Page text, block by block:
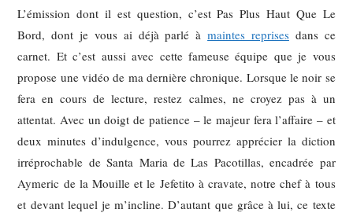
L’émission dont il est question, c’est Pas Plus Haut Que Le
Bord, dont je vous ai déjà parlé àmaintes reprisesdans ce
carnet. Et c’est aussi avec cette fameuse équipe que je vous
propose une vidéo de ma dernière chronique. Lorsque le noir se
fera en cours de lecture, restez calmes, ne croyez pas à un
attentat. Avec un doigt de patience – le majeur fera l’affaire – et
deux minutes d’indulgence, vous pourrez apprécier la diction
irréprochable de Santa Maria de Las Pacotillas, encadrée par
Aymeric de la Mouille et le Jefetito à cravate, notre chef à tous
et devant lequel je m’incline. D’autant que grâce à lui, ce texte